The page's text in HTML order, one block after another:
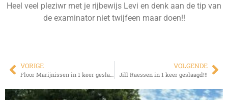
Heel veel pleziwr met je rijbewijs Levi en denk aan de tip van
de examinator niet twijfeen maar doen!!
VORIGE VOLGENDE
Jill Raessen in 1 keer geslaagd!!!